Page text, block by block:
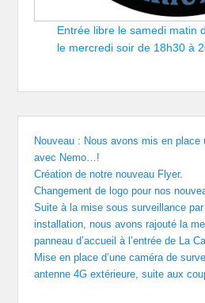
Entrée libre le samedi matin
le mercredi soir de 18h30 à
Nouveau : Nous avons mis en place
avec Nemo…!
Création de notre nouveau Flyer.
Changement de logo pour nos
Suite à la mise sous surveillance
installation, nous avons rajouté la
panneau d’accueil à l’entrée de La
Mise en place d’une caméra de
antenne 4G extérieure, suite aux